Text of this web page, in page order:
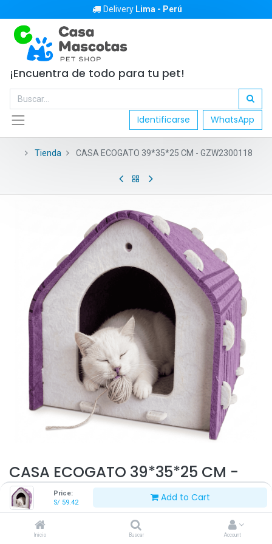
Price:
S/ 59.42 Add to Cart
Inicio Buscar Account
Delivery Lima - Perú
¡Encuentra de todo para tu pet!
Identificarse WhatsApp
Tienda CASA ECOGATO 39*35*25 CM - GZW2300118
CASA ECOGATO 39*35*25 CM -
GZW2300118
59.42